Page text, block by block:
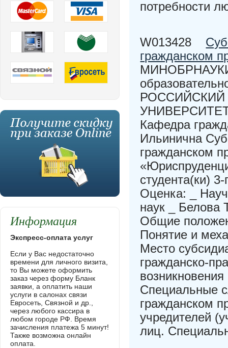
потребности
W013428
гражданском
МИНОБРНАУКИ
Кафедра
Ильинична
гражданском
студента(ки)
Оценка: _
наук _ Белова
Общие
Понятие и
Место
гражданско-
Специальные
гражданском
учредителей
лиц.
Информация
Экспресс-оплата услуг
Если у Вас недостаточно
времени для личного визита,
то Вы можете оформить
заказ через форму Бланк
заявки, а оплатить наши
услуги в салонах связи
Евросеть, Связной и др.,
через любого кассира в
любом городе РФ. Время
зачисления платежа 5 минут!
Также возможна онлайн
оплата.